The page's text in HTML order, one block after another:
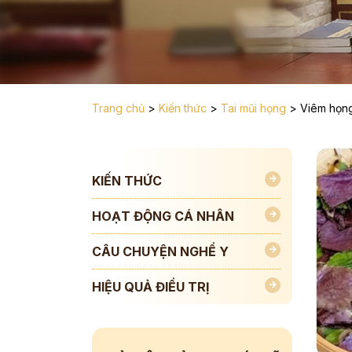
Trang chủ > Kiến thức > Tai mũi họng > Viêm
KIẾN THỨC
HOẠT ĐỘNG CÁ NHÂN
CÂU CHUYỆN NGHỀ Y
HIỆU QUẢ ĐIỀU TRỊ